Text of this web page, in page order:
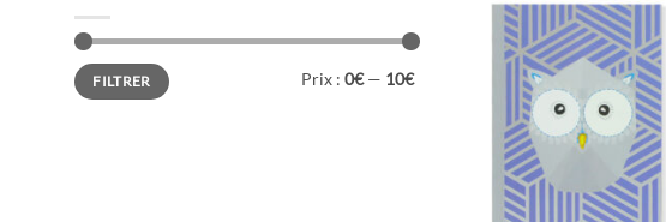
Prix
min
Prix
maxFILTRER Prix : 0€— 10€